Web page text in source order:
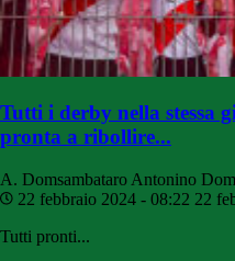
Tutti i derby nella stessa
pronta a ribollire...
A. Domsambataro Antonino
22 febbraio 2024 - 08:22 22
Tutti pronti...